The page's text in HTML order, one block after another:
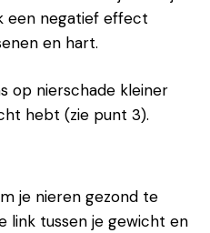
een negatief effect
en hart.
op nierschade kleiner
hebt (zie punt 3).
je nieren gezond te
link tussen je gewicht en